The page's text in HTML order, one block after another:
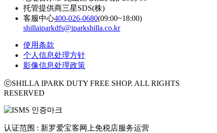
托管提供商三星SDS(株)
客服中心400-026-0680(09:00~18:00)
shillaiparkdfs@iparkshilla.co.kr
使用条款
个人信息处理方针
影像信息处理政策
ⓒSHILLA IPARK DUTY FREE SHOP. ALL RIGHTS
RESERVED
认证范围 : 新罗爱宝客网上免税店服务运营